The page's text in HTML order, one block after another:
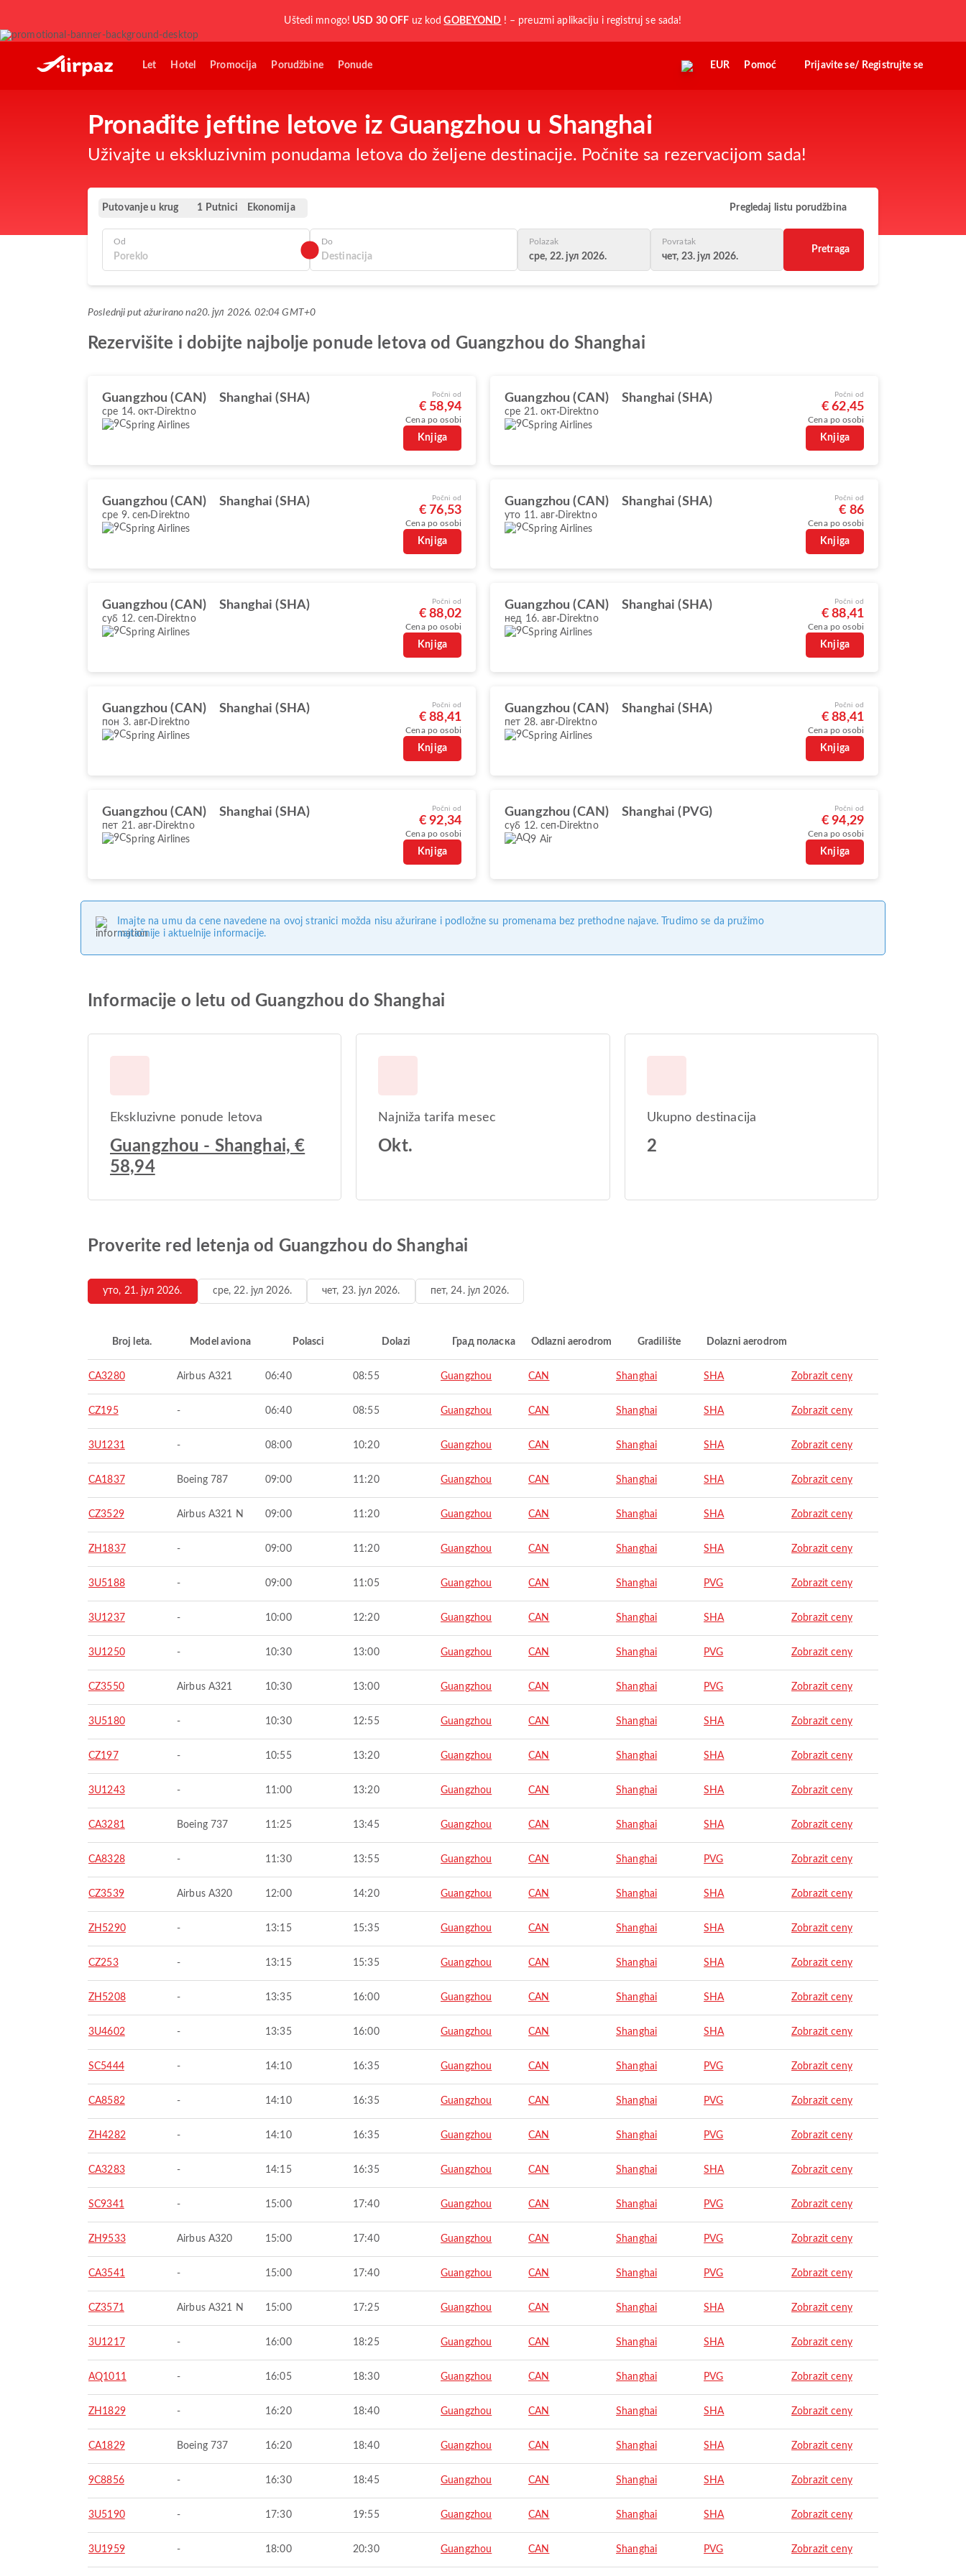
Uštedi mnogo! USD 30 OFF uz kod GOBEYOND ! – preuzmi aplikaciju i registruj se sada!
Let Hotel Promocija Porudžbine Ponude EUR Pomoć Prijavite se/ Registrujte se
Pronađite jeftine letove iz Guangzhou u Shanghai
Uživajte u ekskluzivnim ponudama letova do željene destinacije. Počnite sa rezervacijom sada!
Putovanje u krug 1 Putnici Ekonomija Pregledaj listu porudžbina
Od Do Polazak
сре, 22. јул 2026.
Povratak
чет, 23. јул 2026.
Pretraga
Poslednji put ažurirano na20. јул 2026. 02:04 GMT+0
Rezervišite i dobijte najbolje ponude letova od Guangzhou do Shanghai
Guangzhou (CAN) Shanghai (SHA)
сре 14. окт Direktno
Spring Airlines
Počni od
€ 58,94
Cena po osobi
Knjiga
Guangzhou (CAN) Shanghai (SHA)
сре 21. окт Direktno
Spring Airlines
Počni od
€ 62,45
Cena po osobi
Knjiga
Guangzhou (CAN) Shanghai (SHA)
сре 9. сеп Direktno
Spring Airlines
Počni od
€ 76,53
Cena po osobi
Knjiga
Guangzhou (CAN) Shanghai (SHA)
уто 11. авг Direktno
Spring Airlines
Počni od
€ 86
Cena po osobi
Knjiga
Guangzhou (CAN) Shanghai (SHA)
суб 12. сеп Direktno
Spring Airlines
Počni od
€ 88,02
Cena po osobi
Knjiga
Guangzhou (CAN) Shanghai (SHA)
нед 16. авг Direktno
Spring Airlines
Počni od
€ 88,41
Cena po osobi
Knjiga
Guangzhou (CAN) Shanghai (SHA)
пон 3. авг Direktno
Spring Airlines
Počni od
€ 88,41
Cena po osobi
Knjiga
Guangzhou (CAN) Shanghai (SHA)
пет 28. авг Direktno
Spring Airlines
Počni od
€ 88,41
Cena po osobi
Knjiga
Guangzhou (CAN) Shanghai (SHA)
пет 21. авг Direktno
Spring Airlines
Počni od
€ 92,34
Cena po osobi
Knjiga
Guangzhou (CAN) Shanghai (PVG)
суб 12. сеп Direktno
9 Air
Počni od
€ 94,29
Cena po osobi
Knjiga
Imajte na umu da cene navedene na ovoj stranici možda nisu ažurirane i podložne su promenama bez prethodne najave. Trudimo se da pružimo
najtačnije i aktuelnije informacije.
Informacije o letu od Guangzhou do Shanghai
Ekskluzivne ponude letova
Guangzhou - Shanghai, €
58,94
Najniža tarifa mesec
Okt.
Ukupno destinacija
2
Proverite red letenja od Guangzhou do Shanghai
уто, 21. јул 2026. сре, 22. јул 2026. чет, 23. јул 2026. пет, 24. јул 2026.
Broj leta. Model aviona Polasci Dolazi Град поласка Odlazni aerodrom Gradilište Dolazni aerodrom
CA3280 Airbus A321 06:40 08:55 Guangzhou CAN Shanghai SHA Zobrazit ceny
CZ195 - 06:40 08:55 Guangzhou CAN Shanghai SHA Zobrazit ceny
3U1231 - 08:00 10:20 Guangzhou CAN Shanghai SHA Zobrazit ceny
CA1837 Boeing 787 09:00 11:20 Guangzhou CAN Shanghai SHA Zobrazit ceny
CZ3529 Airbus A321 N 09:00 11:20 Guangzhou CAN Shanghai SHA Zobrazit ceny
ZH1837 - 09:00 11:20 Guangzhou CAN Shanghai SHA Zobrazit ceny
3U5188 - 09:00 11:05 Guangzhou CAN Shanghai PVG Zobrazit ceny
3U1237 - 10:00 12:20 Guangzhou CAN Shanghai SHA Zobrazit ceny
3U1250 - 10:30 13:00 Guangzhou CAN Shanghai PVG Zobrazit ceny
CZ3550 Airbus A321 10:30 13:00 Guangzhou CAN Shanghai PVG Zobrazit ceny
3U5180 - 10:30 12:55 Guangzhou CAN Shanghai SHA Zobrazit ceny
CZ197 - 10:55 13:20 Guangzhou CAN Shanghai SHA Zobrazit ceny
3U1243 - 11:00 13:20 Guangzhou CAN Shanghai SHA Zobrazit ceny
CA3281 Boeing 737 11:25 13:45 Guangzhou CAN Shanghai SHA Zobrazit ceny
CA8328 - 11:30 13:55 Guangzhou CAN Shanghai PVG Zobrazit ceny
CZ3539 Airbus A320 12:00 14:20 Guangzhou CAN Shanghai SHA Zobrazit ceny
ZH5290 - 13:15 15:35 Guangzhou CAN Shanghai SHA Zobrazit ceny
CZ253 - 13:15 15:35 Guangzhou CAN Shanghai SHA Zobrazit ceny
ZH5208 - 13:35 16:00 Guangzhou CAN Shanghai SHA Zobrazit ceny
3U4602 - 13:35 16:00 Guangzhou CAN Shanghai SHA Zobrazit ceny
SC5444 - 14:10 16:35 Guangzhou CAN Shanghai PVG Zobrazit ceny
CA8582 - 14:10 16:35 Guangzhou CAN Shanghai PVG Zobrazit ceny
ZH4282 - 14:10 16:35 Guangzhou CAN Shanghai PVG Zobrazit ceny
CA3283 - 14:15 16:35 Guangzhou CAN Shanghai SHA Zobrazit ceny
SC9341 - 15:00 17:40 Guangzhou CAN Shanghai PVG Zobrazit ceny
ZH9533 Airbus A320 15:00 17:40 Guangzhou CAN Shanghai PVG Zobrazit ceny
CA3541 - 15:00 17:40 Guangzhou CAN Shanghai PVG Zobrazit ceny
CZ3571 Airbus A321 N 15:00 17:25 Guangzhou CAN Shanghai SHA Zobrazit ceny
3U1217 - 16:00 18:25 Guangzhou CAN Shanghai SHA Zobrazit ceny
AQ1011 - 16:05 18:30 Guangzhou CAN Shanghai PVG Zobrazit ceny
ZH1829 - 16:20 18:40 Guangzhou CAN Shanghai SHA Zobrazit ceny
CA1829 Boeing 737 16:20 18:40 Guangzhou CAN Shanghai SHA Zobrazit ceny
9C8856 - 16:30 18:45 Guangzhou CAN Shanghai SHA Zobrazit ceny
3U5190 - 17:30 19:55 Guangzhou CAN Shanghai SHA Zobrazit ceny
3U1959 - 18:00 20:30 Guangzhou CAN Shanghai PVG Zobrazit ceny